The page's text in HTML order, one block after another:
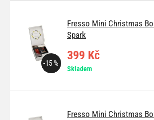
Fresso Mini Christmas
Spark
-15 %
399 Kč
Skladem
Fresso Mini Christmas